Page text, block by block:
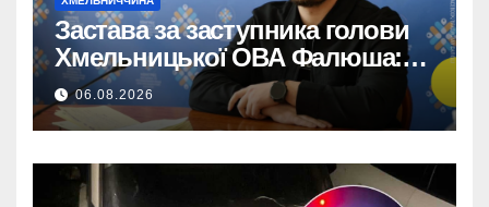
Застава за заступника голови
Хмельницької ОВА Фалюша:
майже 5 мільйонів гривень
внесено.
06.08.2026